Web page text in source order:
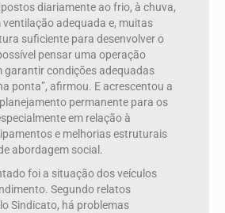
diariamente ao frio, à chuva,
ventilação adequada e, muitas
suficiente para desenvolver o
pensar uma operação
garantir condições adequadas
ponta”, afirmou. E acrescentou a
permanente para os
em relação à
e melhorias estruturais
abordagem social.
foi a situação dos veículos
Segundo relatos
Sindicato, há problemas